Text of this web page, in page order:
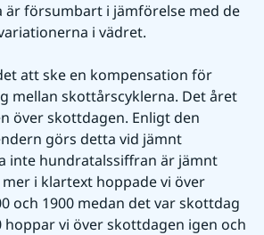
är försumbart i jämförelse med de
i vädret.
att ske en kompensation för
mellan skottårscyklerna. Det året
över skottdagen. Enligt den
görs detta vid jämnt
inte hundratalssiffran är jämnt
i klartext hoppade vi över
och 1900 medan det var skottdag
hoppar vi över skottdagen igen och